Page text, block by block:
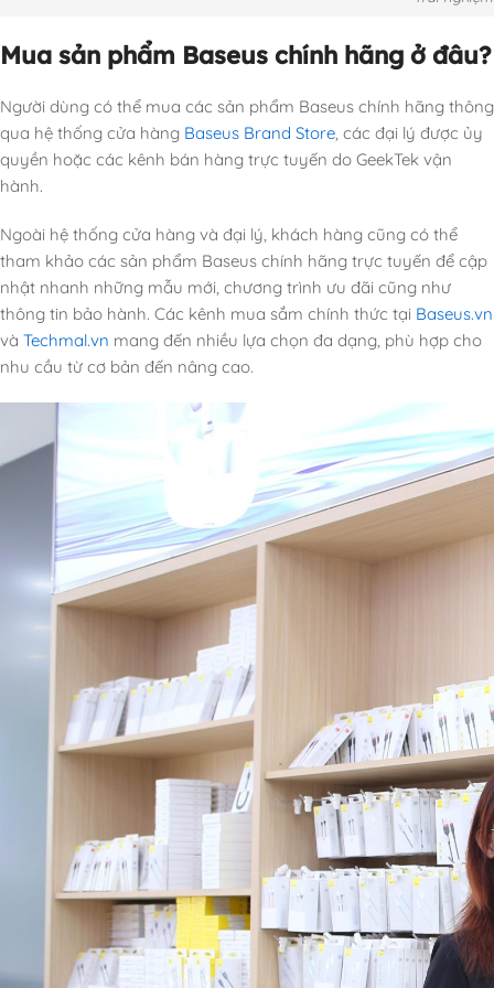
Mua sản phẩm Baseus chính hãng ở đâu?
Người dùng có thể mua các sản phẩm Baseus chính hãng thông
qua hệ thống cửa hàng Baseus Brand Store , các đại lý được ủy
quyền hoặc các kênh bán hàng trực tuyến do GeekTek vận
hành.
Ngoài hệ thống cửa hàng và đại lý, khách hàng cũng có thể
tham khảo các sản phẩm Baseus chính hãng trực tuyến để cập
nhật nhanh những mẫu mới, chương trình ưu đãi cũng như
thông tin bảo hành. Các kênh mua sắm chính thức tại Baseus.vn
và Techmal.vn mang đến nhiều lựa chọn đa dạng, phù hợp cho
nhu cầu từ cơ bản đến nâng cao.